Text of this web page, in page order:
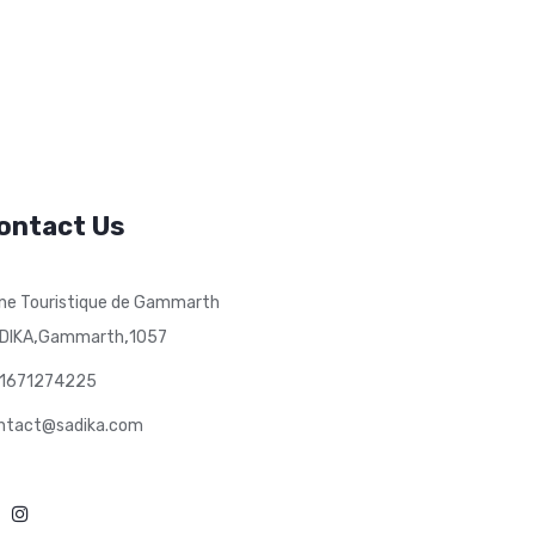
Us
Touristique de Gammarth
,Gammarth,1057